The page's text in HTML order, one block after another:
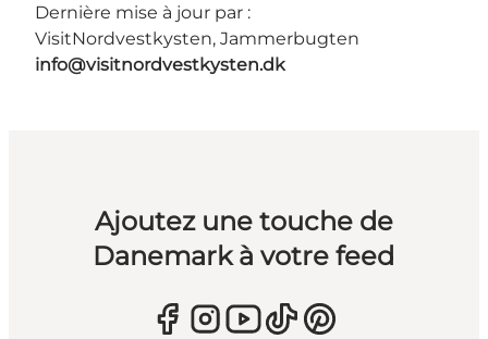
Dernière mise à jour par :
VisitNordvestkysten, Jammerbugten
info@visitnordvestkysten.dk
Ajoutez une touche de
Danemark à votre feed